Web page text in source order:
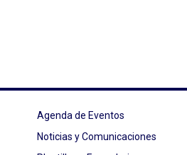
Agenda de Eventos
Noticias y Comunicaciones